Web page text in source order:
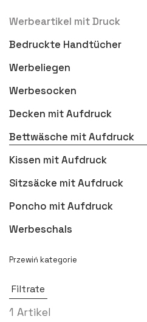
Werbeartikel mit Druck
Bedruckte Handtücher
Werbeliegen
Werbesocken
Decken mit Aufdruck
Bettwäsche mit Aufdruck
Kissen mit Aufdruck
Sitzsäcke mit Aufdruck
Poncho mit Aufdruck
Werbeschals
Filtrate
1 Artikel